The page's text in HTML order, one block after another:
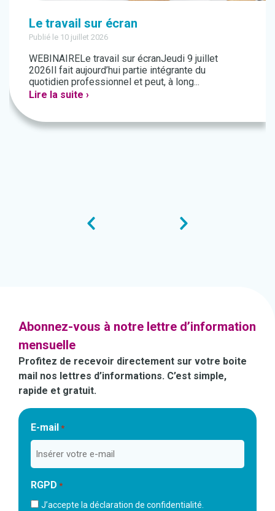
Le travail sur écran
Publié le 10 juillet 2026
WEBINAIRELe travail sur écranJeudi 9 juillet
2026Il fait aujourd’hui partie intégrante du
quotidien professionnel et peut, à long...
Lire la suite ›
Abonnez-vous à notre lettre d’information
mensuelle
Profitez de recevoir directement sur votre boite
mail nos lettres d’informations. C’est simple,
rapide et gratuit.
E-mail *
RGPD *
J’accepte la déclaration de confidentialité.